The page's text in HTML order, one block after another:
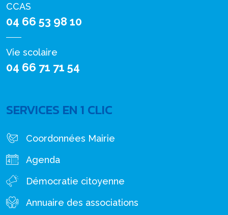
CCAS
04 66 53 98 10
Vie scolaire
04 66 71 71 54
SERVICES EN 1 CLIC
Coordonnées Mairie
Agenda
Démocratie citoyenne
Annuaire des associations